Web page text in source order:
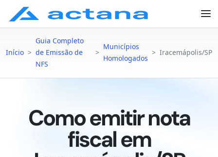
Início >
Guia Completo
de Emissão de
NFS
>
Municípios
Homologados
> Iracemápolis/SP
Como emitir nota
fiscal em